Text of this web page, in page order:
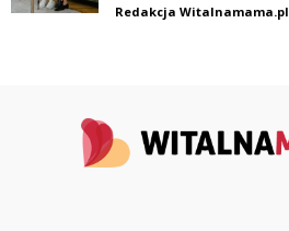
Redakcja Witalnamama.pl